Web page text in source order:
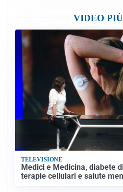
VIDEO
TELEVISIONE
Medici e Medicina, diabete
terapie cellulari e salute